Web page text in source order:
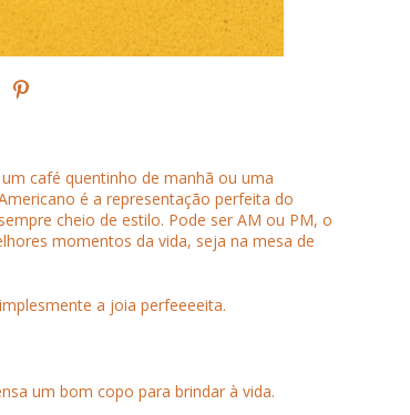
café quentinho de manhã ou uma
é a representação perfeita do
cheio de estilo. Pode ser AM ou PM, o
momentos da vida, seja na mesa de
a joia perfeeeeita.
um bom copo para brindar à vida.